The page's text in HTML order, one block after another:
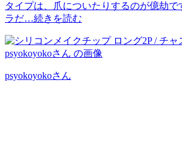
タイプは、爪についたりするのが億劫で
ラだ…続きを読む
psyokoyokoさん